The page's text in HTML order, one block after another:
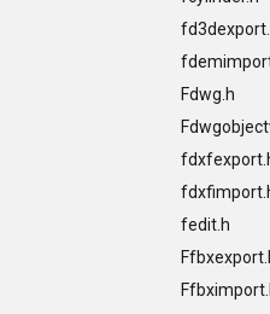
Fdwg.h
fedit.h